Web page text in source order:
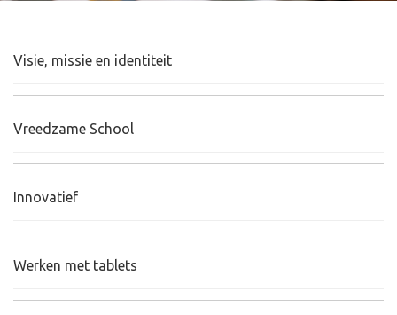
Visie, missie en identiteit
Vreedzame School
Innovatief
Werken met tablets